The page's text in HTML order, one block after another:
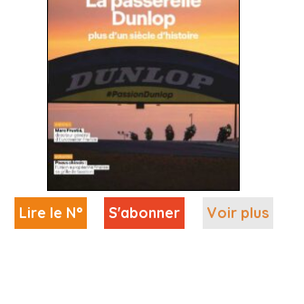
Lire le N° S'abonner Voir plus